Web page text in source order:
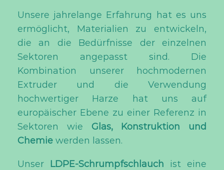
Unsere jahrelange Erfahrung hat es uns
ermöglicht, Materialien zu entwickeln,
die an die Bedürfnisse der einzelnen
Sektoren angepasst sind. Die
Kombination unserer hochmodernen
Extruder und die Verwendung
hochwertiger Harze hat uns auf
europäischer Ebene zu einer Referenz in
Sektoren wie Glas, Konstruktion und
Chemie werden lassen.
Unser LDPE-Schrumpfschlauch ist eine